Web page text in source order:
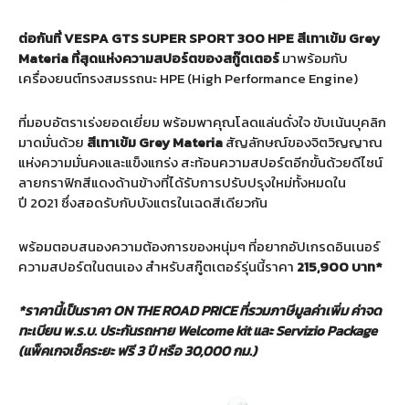
ต่อกันที่VESPA GTS SUPER SPORT 300 HPE สีเทาเข้ม Grey
Materia ที่สุดแห่งความสปอร์ตของสกู๊ตเตอร์มาพร้อมกับ
เครื่องยนต์ทรงสมรรถนะ HPE (High Performance Engine)
ที่มอบอัตราเร่งยอดเยี่ยม พร้อมพาคุณโลดแล่นดั่งใจ ขับเน้นบุคลิก
มาดมั่นด้วย สีเทาเข้มGrey Materiaสัญลักษณ์ของจิตวิญญาณ
แห่งความมั่นคงและแข็งแกร่ง สะท้อนความสปอร์ตอีกขั้นด้วยดีไซน์
ลายกราฟิกสีแดงด้านข้างที่ได้รับการปรับปรุงใหม่ทั้งหมดใน
ปี 2021 ซึ่งสอดรับกับบังแตรในเฉดสีเดียวกัน
พร้อมตอบสนองความต้องการของหนุ่มๆ ที่อยากอัปเกรดอินเนอร์
ความสปอร์ตในตนเอง สำหรับสกู๊ตเตอร์รุ่นนี้ราคา 215,900 บาท*
*ราคานี้เป็นราคาON THE ROAD PRICE ที่รวมภาษีมูลค่าเพิ่ม ค่าจด
ทะเบียน พ.ร.บ. ประกันรถหาย Welcome kit และ Servizio Package
(แพ็คเกจเช็คระยะ ฟรี 3 ปี หรือ 30,000 กม.)